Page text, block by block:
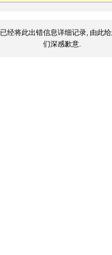
已经将此出错信息详细记录, 由此
们深感歉意.